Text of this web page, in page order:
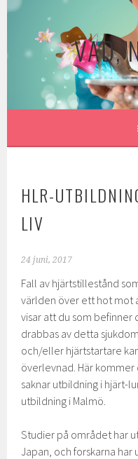
Gå
innehåll
VAD,
HLR-
LIV
24 juni, 2017
Fall av hjärtstillestånd
världen över ett hot mot
visar att du som befinner
drabbas av detta
och/eller hjärtstartare
överlevnad. Här kommer
saknar utbildning i hjärt-
utbildning i Malmö.
Studier på området har
Japan, och forskarna har